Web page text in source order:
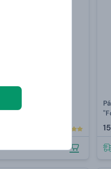
tričko s potlačou
11.8.2026